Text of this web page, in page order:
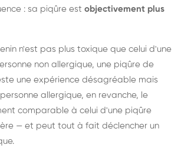
: sa piqûre est objectivement plus
n'est pas plus toxique que celui d'une
non allergique, une piqûre de
une expérience désagréable mais
allergique, en revanche, le
comparable à celui d'une piqûre
— et peut tout à fait déclencher un